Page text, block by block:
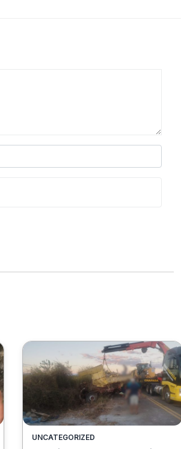
UNCATEGORIZED